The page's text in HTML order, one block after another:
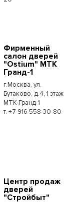
Фирменный
салон дверей
"Ostium" МТК
Гранд-1
г.Москва, ул.
Бутаково, д.4, 1 этаж
МТК Гранд-1
т. +7 916 558-30-80
Центр продаж
дверей
"Стройбыт"